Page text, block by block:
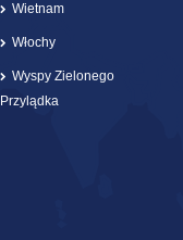
Wietnam
Włochy
Wyspy Zielonego
Przylądka